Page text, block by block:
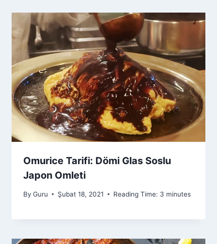
Omurice Tarifi: Dömi Glas Soslu
Japon Omleti
By Guru Şubat 18, 2021 Reading Time: 3 minutes